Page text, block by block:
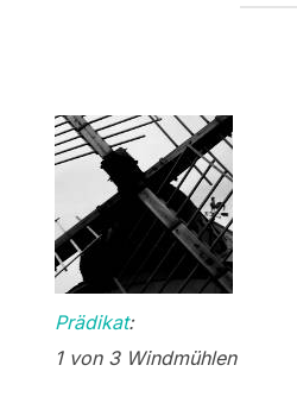
Prädikat:
1 von 3 Windmühlen